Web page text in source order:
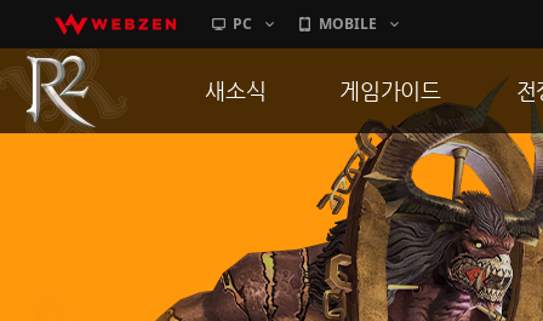
PC MOBILE
새소식
이벤트
히스토리
게임가이드
게임 특징
서버가이드
신병훈련소
세부가이드
전
통
공